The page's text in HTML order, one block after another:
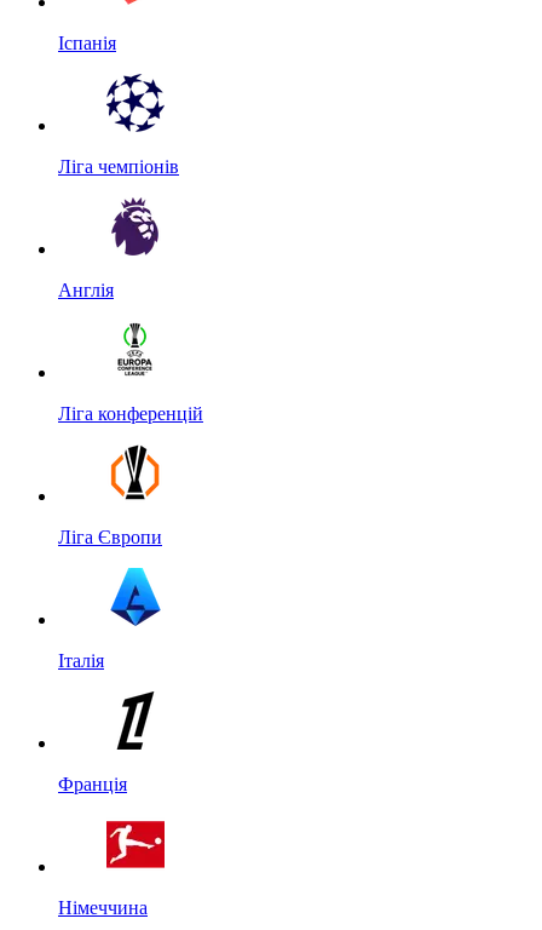
Іспанія
Ліга чемпіонів
Англія
Ліга конференцій
Ліга Європи
Італія
Франція
Німеччина